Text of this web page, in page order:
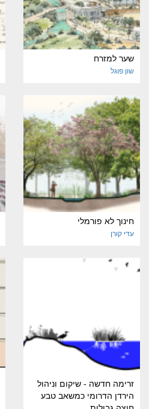
שער למזרח
שון פוגל
חינוך לא פורמלי
עדי קורן
זרימה חדשה - שיקום וניהול
הירדן הדרומי כמשאב טבע